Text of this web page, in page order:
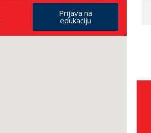
Prijava na
edukaciju